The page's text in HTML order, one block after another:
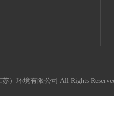
苏）环境有限公司 All Rights